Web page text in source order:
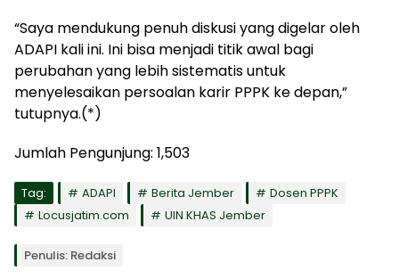
“Saya mendukung penuh diskusi yang digelar oleh
ADAPI kali ini. Ini bisa menjadi titik awal bagi
perubahan yang lebih sistematis untuk
menyelesaikan persoalan karir PPPK ke depan,”
tutupnya.(*)
Jumlah Pengunjung: 1,503
Tag: ADAPI Berita Jember
Dosen PPPK
Locusjatim.com
UIN KHAS Jember
Penulis: Redaksi